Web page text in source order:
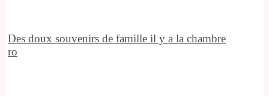
Des doux souvenirs de famille il y a la chambre
ro